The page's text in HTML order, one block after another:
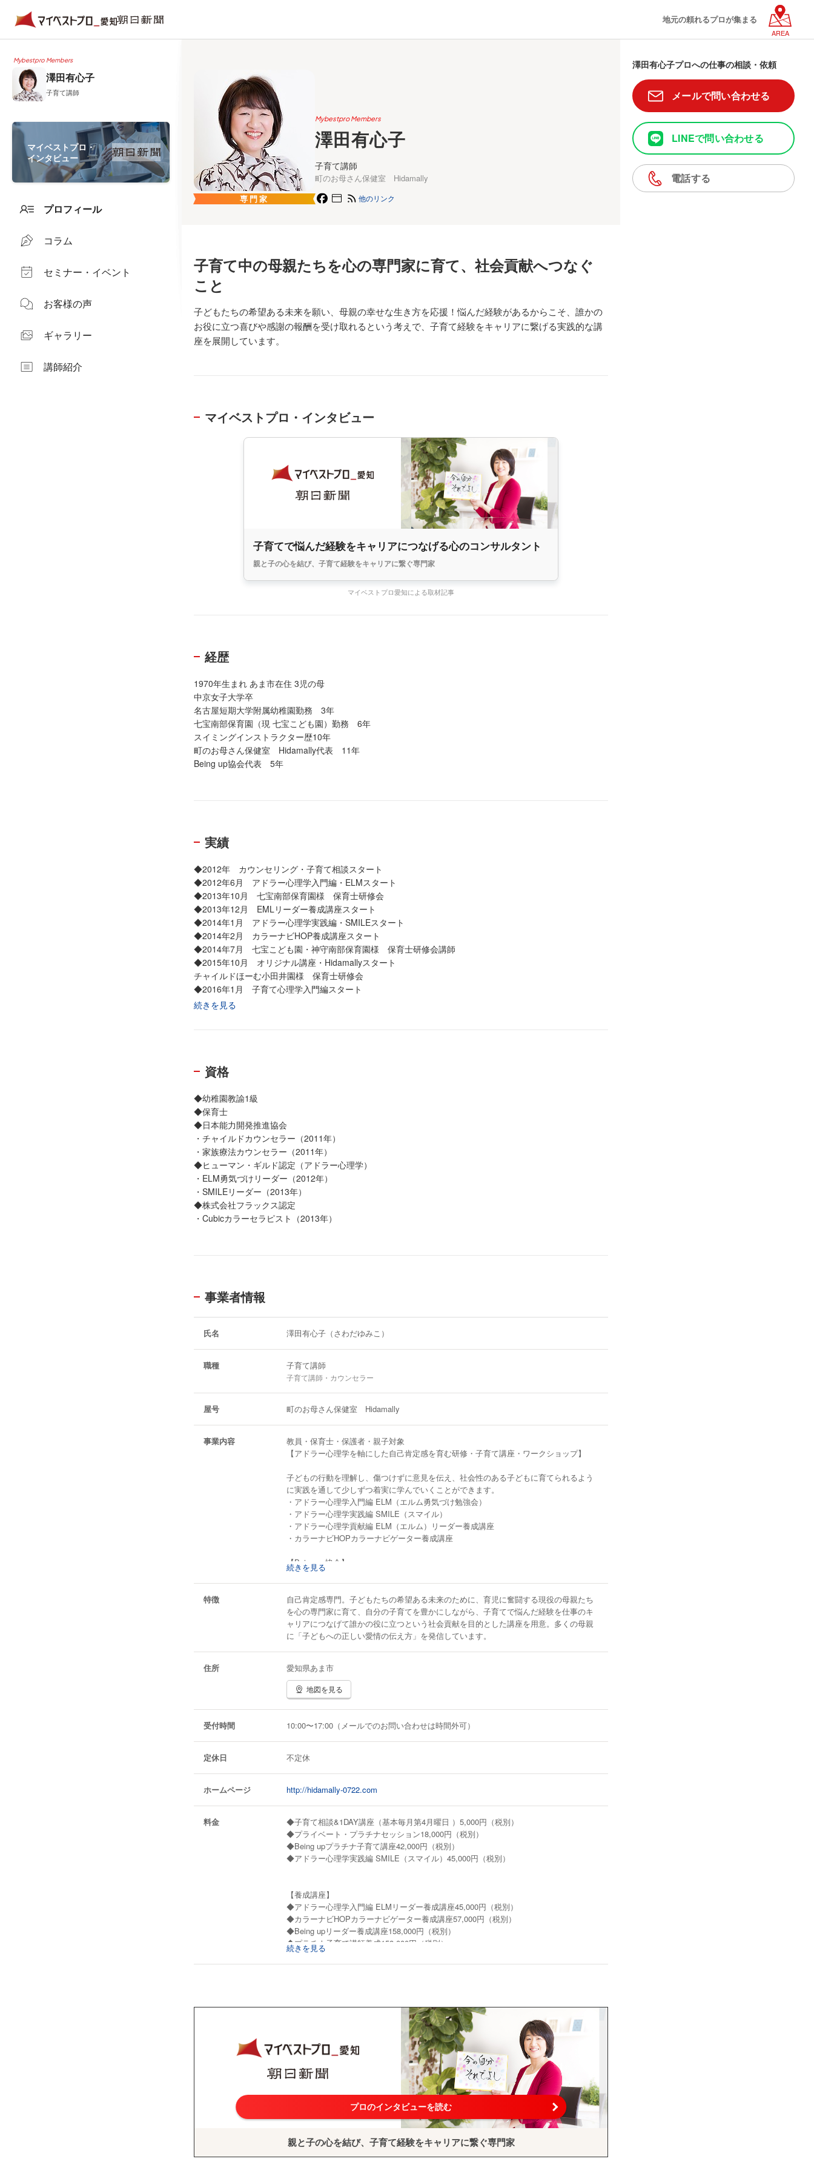
地元の頼れるプロが集まる
AREA
Mybestpro Members
澤田有心子
子育て講師
マイベストプロ・
インタビュー
プロフィール
コラム
セミナー・イベント
お客様の声
ギャラリー
講師紹介
専門家
Mybestpro Members
澤田有心子
子育て講師
町のお母さん保健室 Hidamally
他のリンク
子育て中の母親たちを心の専門家に育て、社会貢献へつなぐ
こと
子どもたちの希望ある未来を願い、母親の幸せな生き方を応援！悩んだ経験があるからこそ、誰かの
お役に立つ喜びや感謝の報酬を受け取れるという考えで、子育て経験をキャリアに繋げる実践的な講
座を展開しています。
マイベストプロ・インタビュー
子育てで悩んだ経験をキャリアにつなげる心のコンサルタント
親と子の心を結び、子育て経験をキャリアに繋ぐ専門家
マイベストプロ愛知による取材記事
経歴
1970年生まれ あま市在住 3児の母
中京女子大学卒
名古屋短期大学附属幼稚園勤務 3年
七宝南部保育園（現 七宝こども園）勤務 6年
スイミングインストラクター歴10年
町のお母さん保健室 Hidamally代表 11年
Being up協会代表 5年
実績
◆2012年 カウンセリング・子育て相談スタート
◆2012年6月 アドラー心理学入門編・ELMスタート
◆2013年10月 七宝南部保育園様 保育士研修会
◆2013年12月 EMLリーダー養成講座スタート
◆2014年1月 アドラー心理学実践編・SMILEスタート
◆2014年2月 カラーナビHOP養成講座スタート
◆2014年7月 七宝こども園・神守南部保育園様 保育士研修会講師
◆2015年10月 オリジナル講座・Hidamallyスタート
チャイルドほーむ小田井園様 保育士研修会
◆2016年1月 子育て心理学入門編スタート
◆2017年9月 八事小学校様「自己肯定感講座」
コーチングシート、親子絵本、子育て講座、養成講座の活動スタート
◆2018年5月 チャイドホーム小田井園・熱田園様 保育士研修会
◆2018年5月、6月 名古屋市教育委員会様関連・親学講座
◆2019年、2020年 安城市子宝保育園様 保育士・保護者研修会
特別養護老人ホームすずの郷様 保育士研修会
◆2020年1月 岩手県こぐま保育企画様 入社式講演
◆2018〜2020年 自己肯定感育み PTA講演会担当
＜愛知県 名古屋市＞（敬称略）
鳥羽見小学校、旭出小学校、小畑北小学校、富士見台小学校、船方小学校、自主保育ももやま、南山幼稚
園、安城市子宝保育園
＜三重県＞（敬称略）
阿下喜小学校
続きを見る
資格
◆幼稚園教諭1級
◆保育士
◆日本能力開発推進協会
・チャイルドカウンセラー（2011年）
・家族療法カウンセラー（2011年）
◆ヒューマン・ギルド認定（アドラー心理学）
・ELM勇気づけリーダー（2012年）
・SMILEリーダー（2013年）
◆株式会社フラックス認定
・Cubicカラーセラピスト（2013年）
事業者情報
氏名 澤田有心子（さわだゆみこ）
職種 子育て講師
子育て講師・カウンセラー
屋号 町のお母さん保健室 Hidamally
事業内容
教員・保育士・保護者・親子対象
【アドラー心理学を軸にした自己肯定感を育む研修・子育て講座・ワークショップ】
子どもの行動を理解し、傷つけずに意見を伝え、社会性のある子どもに育てられるよう
に実践を通して少しずつ着実に学んでいくことができます。
・アドラー心理学入門編 ELM（エルム勇気づけ勉強会）
・アドラー心理学実践編 SMILE（スマイル）
・アドラー心理学貢献編 ELM（エルム）リーダー養成講座
・カラーナビHOPカラーナビゲーター養成講座
【Being up協会】
子育て・自分育てに大切な自己肯定感の育みの軸を学びます。まずは自分のことを好き
になり、楽しい子育て、人付き合いを実現したい人におすすめです。
・プラチナ子育て講座
・Being upシートセッション
・Being up親子絵本ワークショップ
・Being upコーチ養成講座
続きを見る
特徴
自己肯定感専門。子どもたちの希望ある未来のために、育児に奮闘する現役の母親たち
を心の専門家に育て、自分の子育てを豊かにしながら、子育てで悩んだ経験を仕事のキ
ャリアにつなげて誰かの役に立つという社会貢献を目的とした講座を用意。多くの母親
に「子どもへの正しい愛情の伝え方」を発信しています。
住所 愛知県あま市
地図を見る
受付時間 10:00〜17:00（メールでのお問い合わせは時間外可）
定休日 不定休
ホームページ http://hidamally-0722.com
料金
◆子育て相談&1DAY講座（基本毎月第4月曜日 ）5,000円（税別）
◆プライベート・プラチナセッション18,000円（税別）
◆Being upプラチナ子育て講座42,000円（税別）
◆アドラー心理学実践編 SMILE（スマイル）45,000円（税別）
【養成講座】
◆アドラー心理学入門編 ELMリーダー養成講座45,000円（税別）
◆カラーナビHOPカラーナビゲーター養成講座57,000円（税別）
◆Being upリーダー養成講座158,000円（税別）
◆プラチナ子育て講師養成158,000円（税別）
（※リーダー養成講座受講後、受講可能）
続きを見る
プロのインタビューを読む
親と子の心を結び、子育て経験をキャリアに繋ぐ専門家
澤田有心子プロへの仕事の相談・依頼
メールで問い合わせる
LINEで問い合わせる
電話する